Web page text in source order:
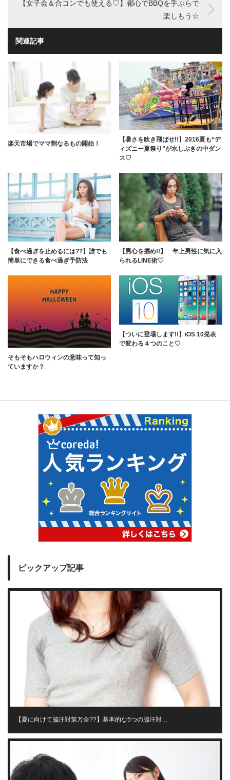
【女子会＆合コンでも使える♡】都心でBBQを手ぶらで
楽しもう☆
関連記事
楽天市場でママ割なるもの開始！
【暑さを吹き飛ばせ!!】2016夏も“デ
ィズニー夏祭り”が水しぶきの中ダン
ス♡
【食べ過ぎを止めるには??】誰でも
簡単にできる食べ過ぎ予防法
【男心を掴め!!】 年上男性に気に入
られるLINE術♡
そもそもハロウィンの意味って知っ
ていますか？
【ついに登場します!!】iOS 10発表
で変わる４つのこと♡
ピックアップ記事
【夏に向けて脇汗対策万全??】基本的な5つの脇汗対…